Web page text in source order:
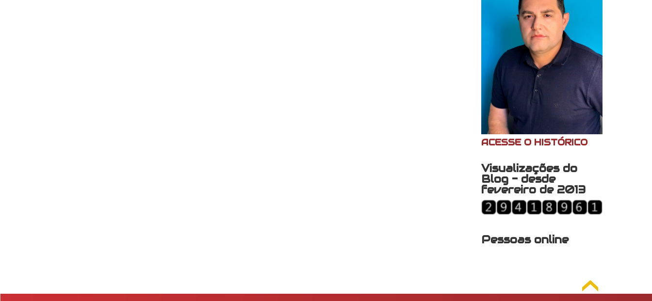
ACESSE O HISTÓRICO
Visualizações do
Blog - desde
fevereiro de 2013
Pessoas online